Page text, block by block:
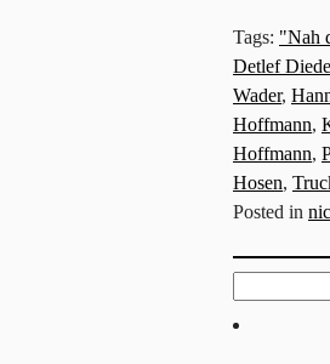
Tags: "Nah
Detlef
Wader,
Hoffmann,
Hoffmann,
Hosen,
Posted in
Suche
nach: